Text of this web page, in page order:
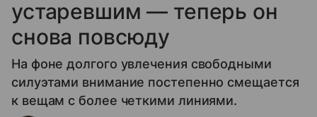
устаревшим — теперь он
снова повсюду
На фоне долгого увлечения свободными
силуэтами внимание постепенно смещается
к вещам с более четкими линиями.